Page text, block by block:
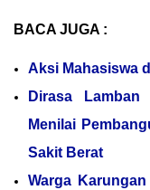
BACA JUGA :
Aksi Mahasiswa
Dirasa
Menilai
Sakit Berat
Warga